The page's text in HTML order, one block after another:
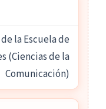
la Escuela de
(Ciencias de la
Comunicación)